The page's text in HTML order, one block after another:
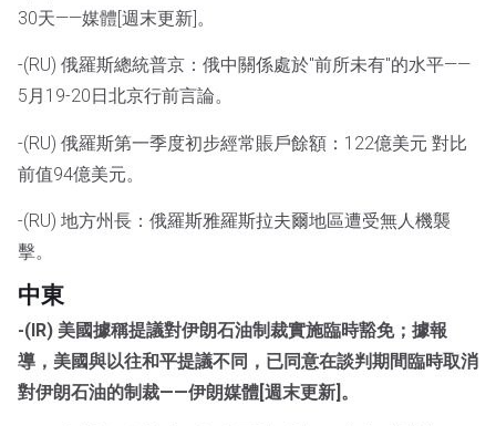
30天——媒體[週末更新]。
-(RU) 俄羅斯總統普京：俄中關係處於"前所未有"的水平——
5月19-20日北京行前言論。
-(RU) 俄羅斯第一季度初步經常賬戶餘額：122億美元 對比
前值94億美元。
-(RU) 地方州長：俄羅斯雅羅斯拉夫爾地區遭受無人機襲
擊。
中東
-(IR) 美國據稱提議對伊朗石油制裁實施臨時豁免；據報
導，美國與以往和平提議不同，已同意在談判期間臨時取消
對伊朗石油的制裁——伊朗媒體[週末更新]。